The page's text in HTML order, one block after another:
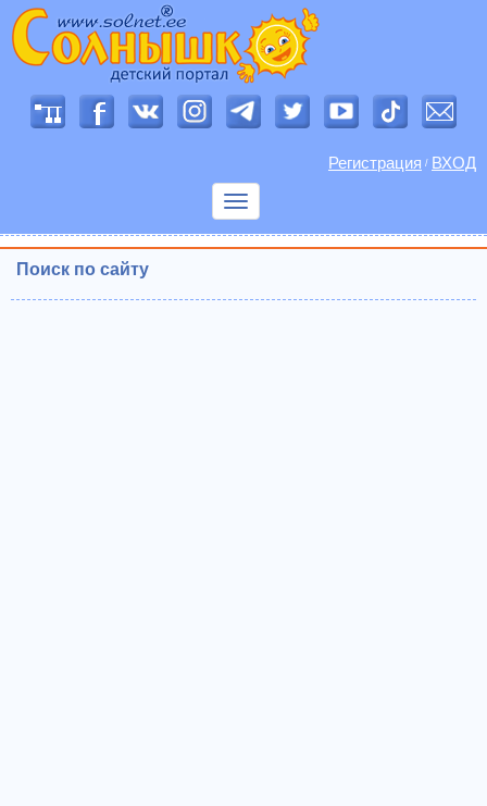
Регистрация / ВХОД
Показать
Поиск по сайту